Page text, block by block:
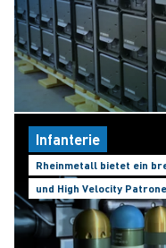
Infanterie
Rheinmetall bietet ein
und High Velocity